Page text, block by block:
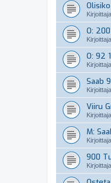
Kirjoittaja
O:
Kirjoittaja
O: 92
Kirjoittaja
Saab
Kirjoittaja
Viiru
Kirjoittaja
M:
Kirjoittaja
900
Kirjoittaja